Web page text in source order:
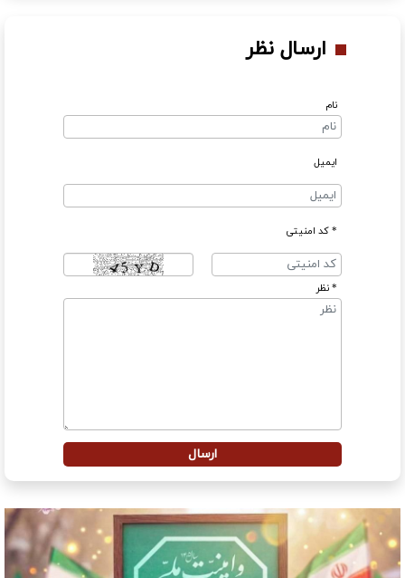
ارسال نظر
نام
ایمیل
* کد امنیتی
* نظر